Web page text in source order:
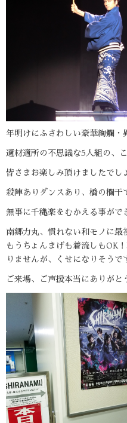
年明けにふさわしい豪華絢爛・
適材適所の不思議な5人組の、
皆さまお楽しみ頂けましたでし
殺陣ありダンスあり、橋の欄干
無事に千穐楽をむかえる事がで
南郷力丸、慣れない和モノに
もうちょんまげも着流しもOK
りませんが、くせになりそうで
ご来場、ご声援本当にありがと